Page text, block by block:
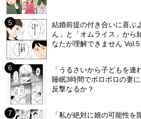
結婚前提の付き合いに喜
ん」と「オムライス」から
なたが理解できません Vol.5
「うるさいから子どもを
睡眠3時間でボロボロの妻
反撃なるか？
「私が絶対に娘の可能性